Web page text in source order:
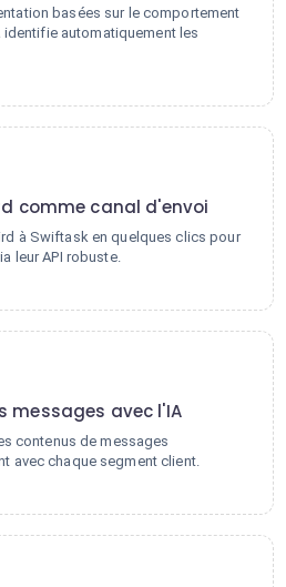
basées sur le comportement
identifie automatiquement les
comme canal d'envoi
à Swiftask en quelques clics pour
leur API robuste.
messages avec l'IA
contenus de messages
avec chaque segment client.